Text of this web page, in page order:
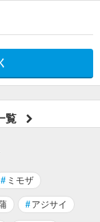
覧
# ミモザ
# アジサイ